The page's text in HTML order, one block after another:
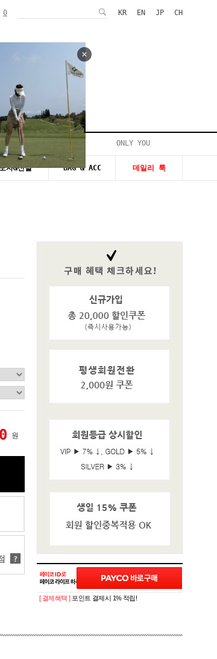
0 KR EN JP CH
시즌20~50%세일 ONLY YOU
자&신발 BAG & ACC 데일리 룩
0 원
?
[ 결제혜택 ] 포인트 결제시 1% 적립!